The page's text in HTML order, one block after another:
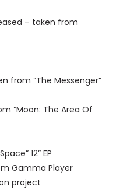
– taken from
from “The Messenger”
“Moon: The Area Of
12” EP
Gamma Player
project